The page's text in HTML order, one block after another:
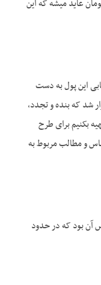
عاید میشه که این
این پول به دست
شد که بنده و تجدد،
بکنیم برای طرح
و مطالب مربوط به
آن بود که در حدود